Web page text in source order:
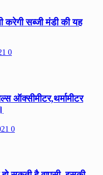
करेगी सब्जी मंडी की यह
0
ऑक्सीमीटर,थर्मामीटर
0